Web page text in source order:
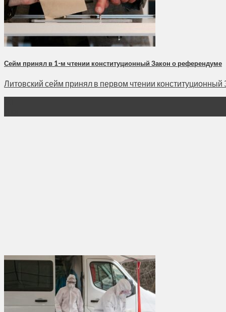
Сейм принял в 1-м чтении конституционный Закон о референдуме
Литовский сейм принял в первом чтении